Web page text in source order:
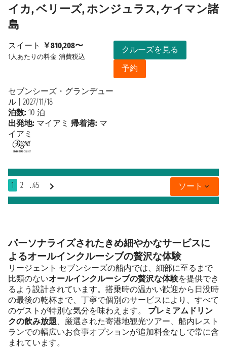
イカ, ベリーズ, ホンジュラス, ケイマン諸
島
スイート ￥810,208〜
1人あたりの料金 消費税込
クルーズを見る
予約
セブンシーズ・グランデュー
ル
2027/11/18
泊数: 10 泊
出発地: マイアミ 帰着港: マ
イアミ
1 2 ..45 ソート
パーソナライズされたきめ細やかなサービスに
よるオールインクルーシブの贅沢な体験
リージェント セブンシーズの船内では、細部に至るまで
比類のないオールインクルーシブの贅沢な体験を提供でき
るよう設計されています。搭乗時の温かい歓迎から日没時
の最後の乾杯まで、丁寧で個別のサービスにより、すべて
のゲストが特別な気分を味わえます。 プレミアムドリン
クの飲み放題、厳選された寄港地観光ツアー、船内レスト
ランでの幅広いお食事オプションが追加料金なしで常に含
まれています。